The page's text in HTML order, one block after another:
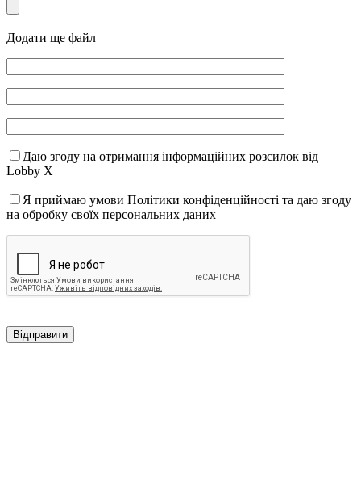
Додати ще файл
Даю згоду на отримання інформаційних розсилок від
Lobby X
Я приймаю умови Політики конфіденційності та даю згоду
на обробку своїх персональних даних